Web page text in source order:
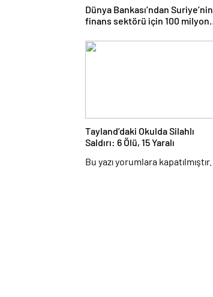
Dünya Bankası’ndan Suriye’nin
finans sektörü için 100 milyon
Tayland’daki Okulda Silahlı
Saldırı: 6 Ölü, 15 Yaralı
Bu yazı yorumlara kapatılmıştır.